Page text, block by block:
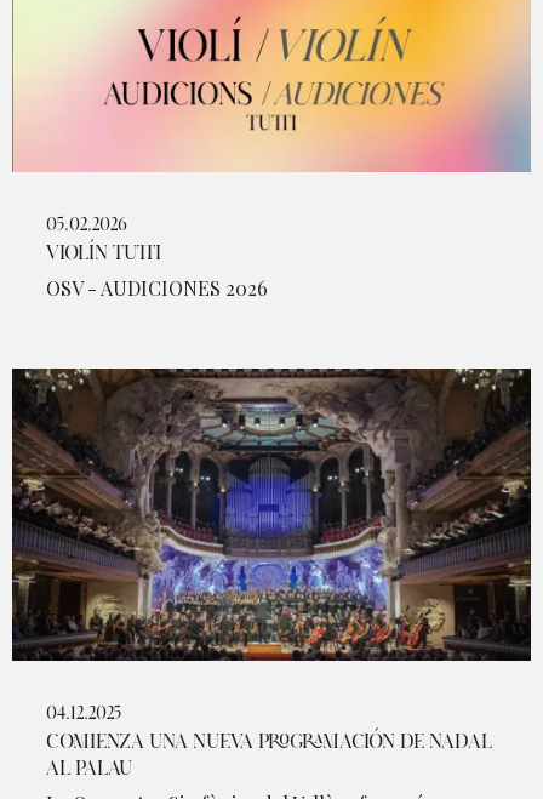
05.02.2026
VIOLÍN TUTTI
OSV - AUDICIONES 2026
04.12.2025
COMIENZA UNA NUEVA PROGRAMACIÓN DE NADAL
AL PALAU